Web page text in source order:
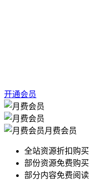
开通会员
月费会员
全站资源折扣购买
部份资源免费购买
部分内容免费阅读